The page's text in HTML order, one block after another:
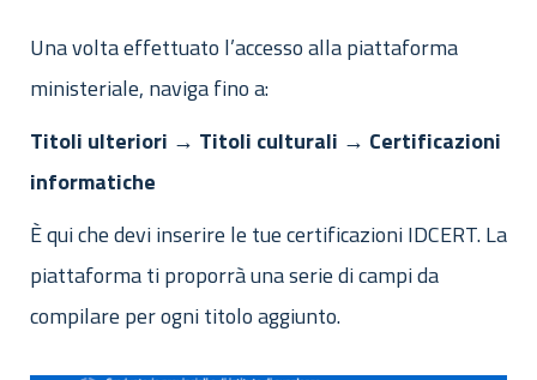
Una volta effettuato l’accesso alla piattaforma
ministeriale, naviga fino a:
Titoli ulteriori → Titoli culturali → Certificazioni
informatiche
È qui che devi inserire le tue certificazioni IDCERT. La
piattaforma ti proporrà una serie di campi da
compilare per ogni titolo aggiunto.